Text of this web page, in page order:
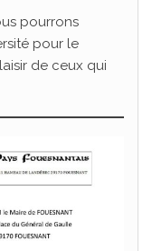
pourrons
pour le
de ceux qui